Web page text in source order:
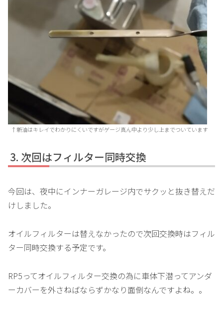
↑新油はキレイでわかりにくいですがゲージ真ん中より少し上までついています
次回はフィルター同時交換
今回は、夜中にインナーガレージ内でサクッと抜き替えだ
けしました。
オイルフィルターは替えなかったので次回交換時はフィル
ター同時交換する予定です。
RP5ってオイルフィルター交換の為に車体下潜ってアンダ
ーカバーを外さねばならずかなり面倒なんですよね。。